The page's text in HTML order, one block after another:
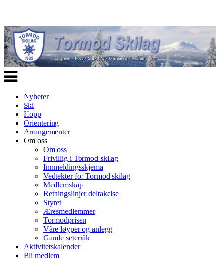
Veksle
navigasjon
Nyheter
Ski
Hopp
Orientering
Arrangementer
Om oss
Om oss
Frivillig i Tormod skilag
Innmeldingsskjema
Vedtekter for Tormod skilag
Medlemskap
Retningslinjer deltakelse
Styret
Æresmedlemmer
Tormodprisen
Våre løyper og anlegg
Gamle seterråk
Aktivitetskalender
Bli medlem